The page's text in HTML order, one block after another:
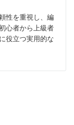
性を重視し、編
心者から上級者
役立つ実用的な